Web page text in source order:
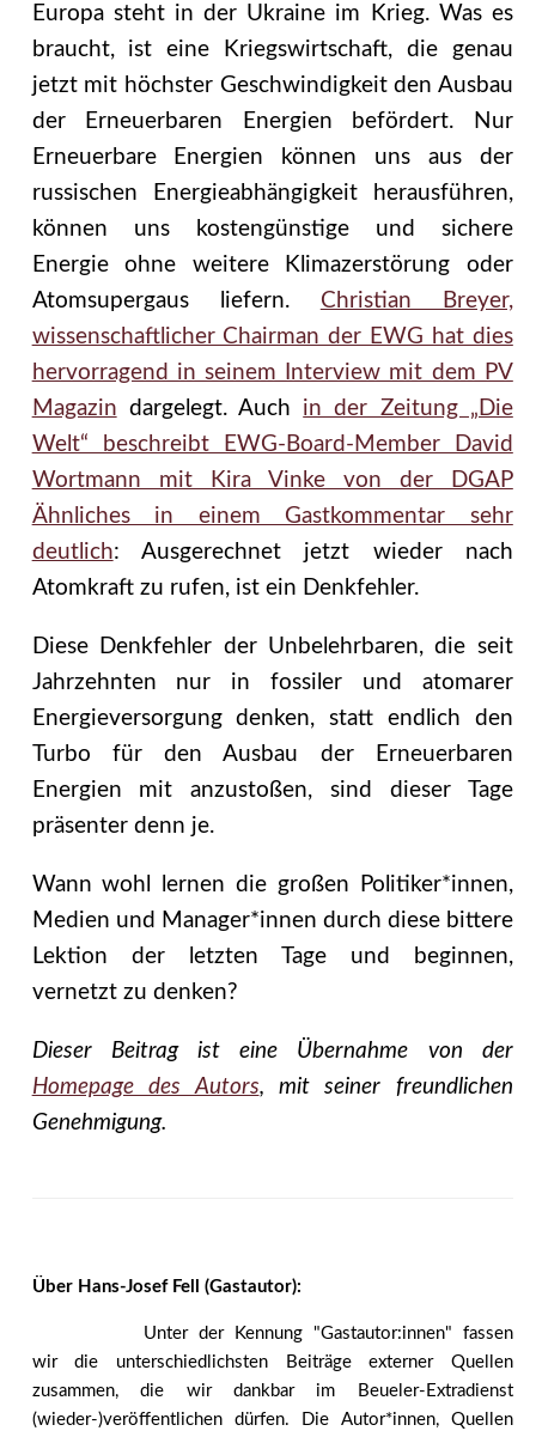
Europa steht in der Ukraine im Krieg. Was es
braucht, ist eine Kriegswirtschaft, die genau
jetzt mit höchster Geschwindigkeit den Ausbau
der Erneuerbaren Energien befördert. Nur
Erneuerbare Energien können uns aus der
russischen Energieabhängigkeit herausführen,
können uns kostengünstige und sichere
Energie ohne weitere Klimazerstörung oder
Atomsupergaus liefern. Christian Breyer,
wissenschaftlicher Chairman der EWG hat dies
hervorragend in seinem Interview mit dem PV
Magazin dargelegt. Auch in der Zeitung „Die
Welt“ beschreibt EWG-Board-Member David
Wortmann mit Kira Vinke von der DGAP
Ähnliches in einem Gastkommentar sehr
deutlich: Ausgerechnet jetzt wieder nach
Atomkraft zu rufen, ist ein Denkfehler.
Diese Denkfehler der Unbelehrbaren, die seit
Jahrzehnten nur in fossiler und atomarer
Energieversorgung denken, statt endlich den
Turbo für den Ausbau der Erneuerbaren
Energien mit anzustoßen, sind dieser Tage
präsenter denn je.
Wann wohl lernen die großen Politiker*innen,
Medien und Manager*innen durch diese bittere
Lektion der letzten Tage und beginnen,
vernetzt zu denken?
Dieser Beitrag ist eine Übernahme von der
Homepage des Autors, mit seiner freundlichen
Genehmigung.
Über Hans-Josef Fell (Gastautor):
Unter der Kennung "Gastautor:innen" fassen
wir die unterschiedlichsten Beiträge externer Quellen
zusammen, die wir dankbar im Beueler-Extradienst
(wieder-)veröffentlichen dürfen. Die Autor*innen, Quellen